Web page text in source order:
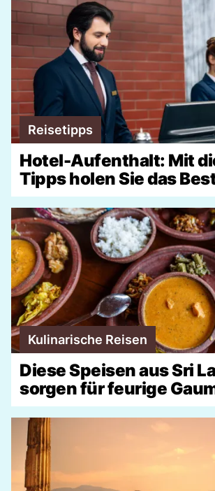
Reisetipps
Hotel-Aufenthalt: Mit
Tipps holen Sie das
Kulinarische Reisen
Diese Speisen aus Sri
sorgen für feurige